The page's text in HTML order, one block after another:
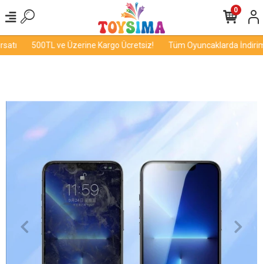
500TL ve Üzerine Kargo Ücretsiz! Tüm Oyuncaklarda İndirim
0